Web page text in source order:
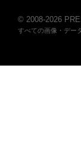
© 2008-2026
すべての画像・デー